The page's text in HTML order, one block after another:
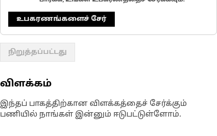
உபகரணங்களைச் சேர்
நிறுத்தப்பட்டது
விளக்கம்
இந்தப் பாகத்திற்கான விளக்கத்தைச் சேர்க்கும்
பணியில் நாங்கள் இன்னும் ஈடுபட்டுள்ளோம்.